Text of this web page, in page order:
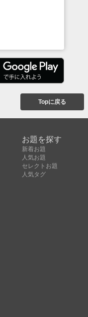
Topに戻る
お題を探す
新着お題
人気お題
セレクトお題
人気タグ